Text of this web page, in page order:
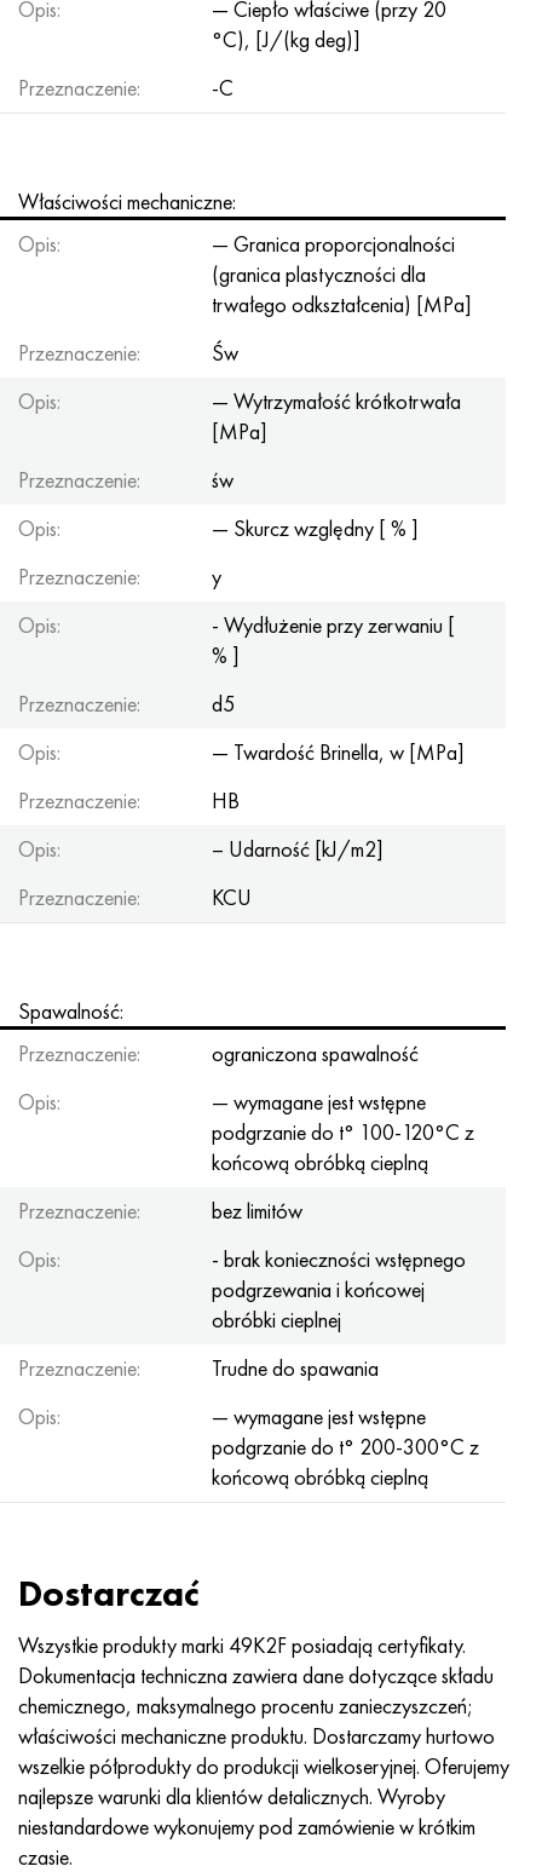
Opis:
— Ciepło właściwe (przy 20
°C), [J/(kg deg)]
Przeznaczenie:
-C
Właściwości mechaniczne:
Opis:
— Granica proporcjonalności
(granica plastyczności dla
trwałego odkształcenia) [MPa]
Przeznaczenie:
Św
Opis:
— Wytrzymałość krótkotrwała
[MPa]
Przeznaczenie:
św
Opis:
— Skurcz względny [ % ]
Przeznaczenie:
y
Opis:
- Wydłużenie przy zerwaniu [
% ]
Przeznaczenie:
d5
Opis:
— Twardość Brinella, w [MPa]
Przeznaczenie:
HB
Opis:
– Udarność [kJ/m2]
Przeznaczenie:
KCU
Spawalność:
Przeznaczenie:
ograniczona spawalność
Opis:
— wymagane jest wstępne
podgrzanie do t° 100-120°С z
końcową obróbką cieplną
Przeznaczenie:
bez limitów
Opis:
- brak konieczności wstępnego
podgrzewania i końcowej
obróbki cieplnej
Przeznaczenie:
Trudne do spawania
Opis:
— wymagane jest wstępne
podgrzanie do t° 200-300°С z
końcową obróbką cieplną
Dostarczać
Wszystkie produkty marki 49K2F posiadają certyfikaty.
Dokumentacja techniczna zawiera dane dotyczące składu
chemicznego, maksymalnego procentu zanieczyszczeń;
właściwości mechaniczne produktu. Dostarczamy hurtowo
wszelkie półprodukty do produkcji wielkoseryjnej. Oferujemy
najlepsze warunki dla klientów detalicznych. Wyroby
niestandardowe wykonujemy pod zamówienie w krótkim
czasie.